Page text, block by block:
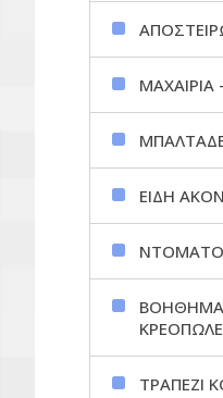
ΕΙΔΗ
ΤΡΑΠΕΖΙ